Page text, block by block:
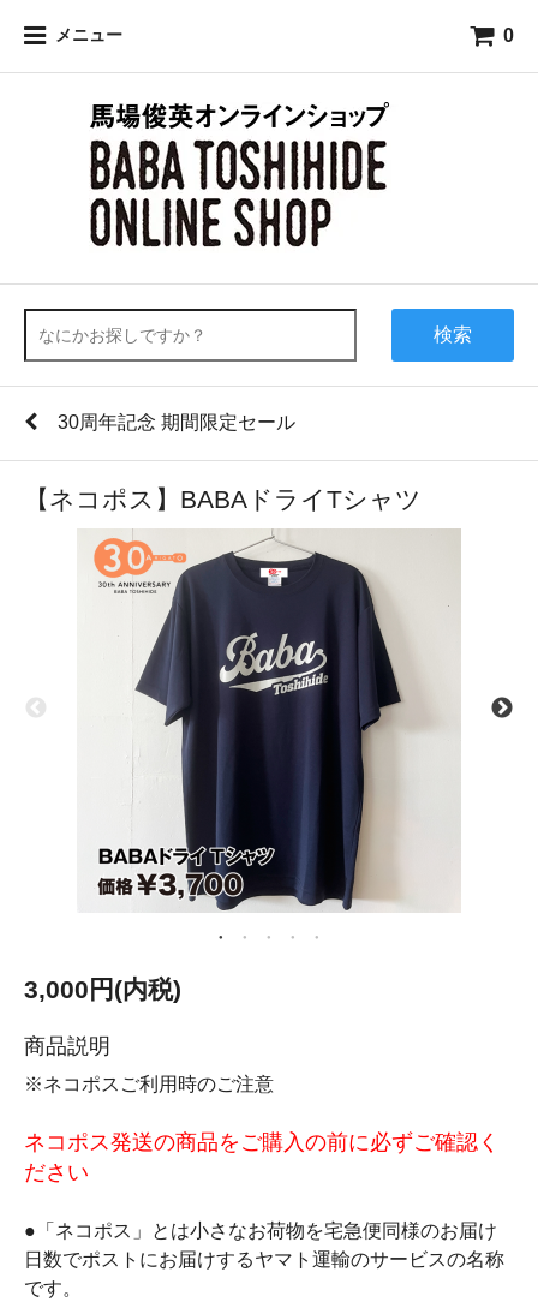
メニュー 0
検索
30周年記念 期間限定セール
【ネコポス】BABAドライTシャツ
3,000円(内税)
商品説明
※ネコポスご利用時のご注意
ネコポス発送の商品をご購入の前に必ずご確認く
ださい
●「ネコポス」とは小さなお荷物を宅急便同様のお届け
日数でポストにお届けするヤマト運輸のサービスの名称
です。